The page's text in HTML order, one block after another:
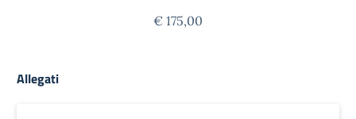
€ 175,00
Allegati